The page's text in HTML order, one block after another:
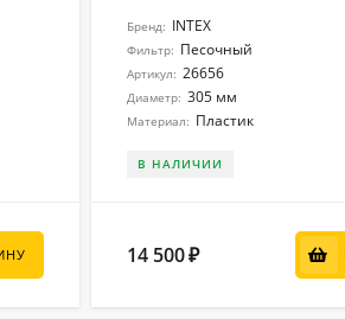
Бренд: INTEX
Фильтр: Песочный
Артикул: 26656
Диаметр: 305 мм
Материал: Пластик
В НАЛИЧИИ
14 500₽